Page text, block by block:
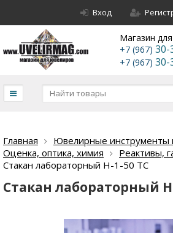
Вход
Магазин
+7 (967)
+7 (967) 30-
Главная
Ювелирные инструменты
Оценка, оптика, химия
Реактивы,
Стакан лабораторный Н-1-50 ТС
Стакан лабораторный